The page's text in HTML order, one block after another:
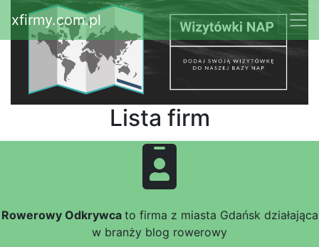
xfirmy.com.pl
Lista firm
Rowerowy Odkrywca to firma z miasta Gdańsk działająca
w branży blog rowerowy